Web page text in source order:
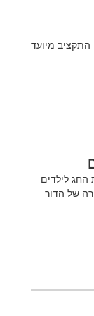
אושר תקציב רשת המתנ"סים בעיר בית שמש לשנת 2025, התקציב מיועד
לילדים
של הדור